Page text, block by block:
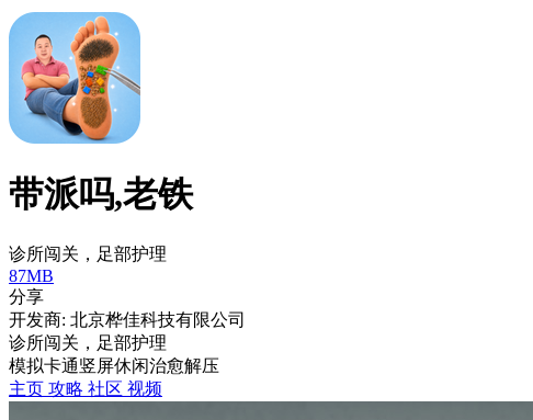
带派吗,老铁
诊所闯关，足部护理
87MB
分享
开发商: 北京桦佳科技有限公司
诊所闯关，足部护理
模拟卡通竖屏休闲治愈解压
主页 攻略 社区 视频